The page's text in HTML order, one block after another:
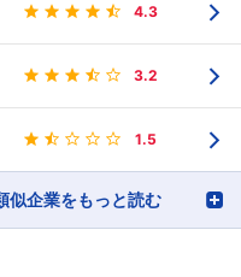
4.3
3.2
1.5
似企業をもっと読む